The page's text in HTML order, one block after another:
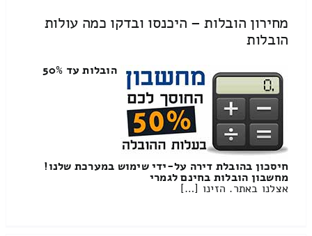
מחירון הובלות – היכנסו ובדקו כמה עולות
הובלות
הובלות עד 50%
חיסכון בהובלת דירה על-ידי שימוש במערכת שלנו!
מחשבון הובלות בחינם לגמרי
אצלנו באתר. הזינו […]